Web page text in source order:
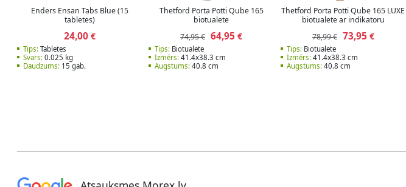
Enders Ensan Tabs Blue (15
tabletes)
24,00€
Tips:Tabletes
Svars:0.025 kg
Daudzums:15 gab.
Thetford Porta Potti Qube 165
biotualete
74,95 € 64,95 €
Tips: Biotualete
Izmērs: 41.4x38.3 cm
Augstums: 40.8 cm
Thetford Porta Potti Qube 165 LUXE
biotualete ar indikatoru
78,99 € 73,95 €
Tips:Biotualete
Izmērs:41.4x38.3 cm
Augstums:40.8 cm